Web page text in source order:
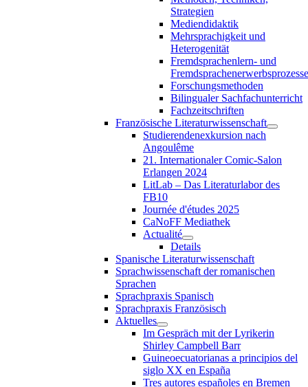
Strategien
Mediendidaktik
Mehrsprachigkeit und
Heterogenität
Fremdsprachenlern- und
Fremdsprachenerwerbsprozesse
Forschungsmethoden
Bilingualer Sachfachunterricht
Fachzeitschriften
Französische Literaturwissenschaft
Studierendenexkursion nach
Angoulême
21. Internationaler Comic-Salon
Erlangen 2024
LitLab – Das Literaturlabor des
FB10
Journée d'études 2025
CaNoFF Mediathek
Actualité
Details
Spanische Literaturwissenschaft
Sprachwissenschaft der romanischen
Sprachen
Sprachpraxis Spanisch
Sprachpraxis Französisch
Aktuelles
Im Gespräch mit der Lyrikerin
Shirley Campbell Barr
Guineoecuatorianas a principios del
siglo XX en España
Tres autores españoles en Bremen